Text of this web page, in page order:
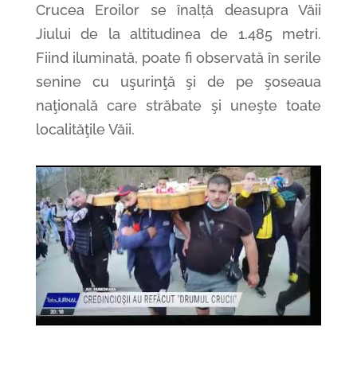
Crucea Eroilor se înalță deasupra Văii
Jiului de la altitudinea de 1.485 metri.
Fiind iluminată, poate fi observată în serile
senine cu uşurinţă şi de pe şoseaua
naţională care străbate şi uneşte toate
localităţile Văii.